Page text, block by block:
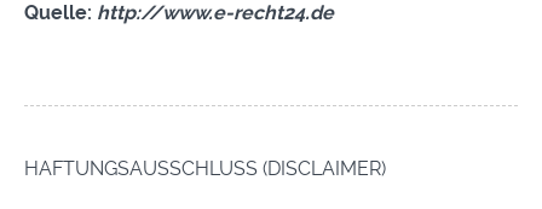
Quelle: http://www.e-recht24.de
HAFTUNGSAUSSCHLUSS (DISCLAIMER)